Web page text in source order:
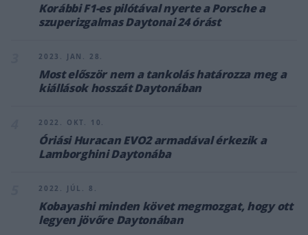
Korábbi F1-es pilótával nyerte a Porsche a
szuperizgalmas Daytonai 24 órást
2023. JAN. 28.
Most először nem a tankolás határozza meg a
kiállások hosszát Daytonában
2022. OKT. 10.
Óriási Huracan EVO2 armadával érkezik a
Lamborghini Daytonába
2022. JÚL. 8.
Kobayashi minden követ megmozgat, hogy ott
legyen jövőre Daytonában